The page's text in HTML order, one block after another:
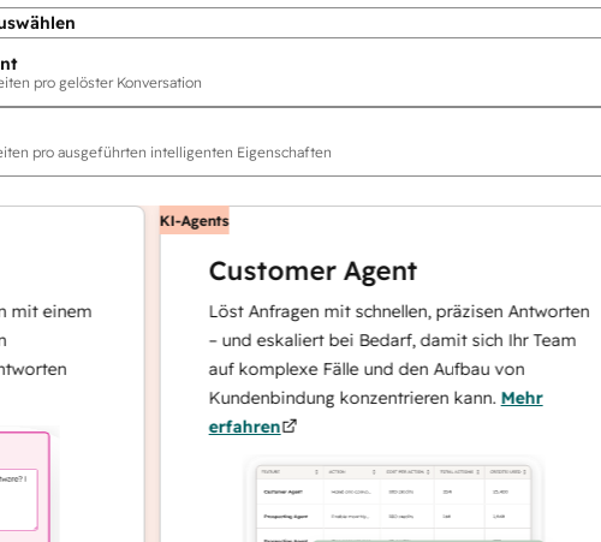
pro gelöster Konversation
pro ausgeführten intelligenten Eigenschaften
KI-Agents
Customer Agent
Löst Anfragen mit schnellen, präzisen Antworten
– und eskaliert bei Bedarf, damit sich Ihr Team
auf komplexe Fälle und den Aufbau von
Kundenbindung konzentrieren kann.Mehr
erfahren